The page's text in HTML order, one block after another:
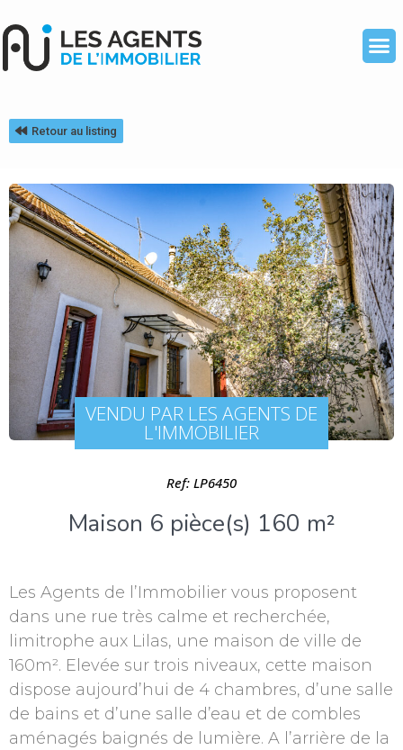
Retour au listing
VENDU PAR LES AGENTS DE
L'IMMOBILIER
Ref: LP6450
Maison 6 pièce(s) 160 m²
Les Agents de l’Immobilier vous proposent
dans une rue très calme et recherchée,
limitrophe aux Lilas, une maison de ville de
160m². Elevée sur trois niveaux, cette maison
dispose aujourd’hui de 4 chambres, d’une salle
de bains et d’une salle d’eau et de combles
aménagés baignés de lumière. A l’arrière de la